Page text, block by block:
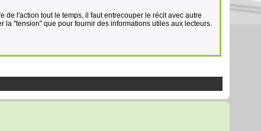
de l'action tout le temps, il faut entrecouper le récit avec autre
la "tension" que pour fournir des informations utiles aux lecteurs.